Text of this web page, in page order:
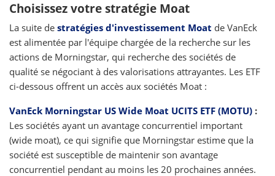
Choisissez votre stratégie Moat
La suite de stratégies d'investissement Moat de VanEck
est alimentée par l'équipe chargée de la recherche sur les
actions de Morningstar, qui recherche des sociétés de
qualité se négociant à des valorisations attrayantes. Les ETF
ci-dessous offrent un accès aux sociétés Moat :
VanEck Morningstar US Wide Moat UCITS ETF (MOTU) :
Les sociétés ayant un avantage concurrentiel important
(wide moat), ce qui signifie que Morningstar estime que la
société est susceptible de maintenir son avantage
concurrentiel pendant au moins les 20 prochaines années.